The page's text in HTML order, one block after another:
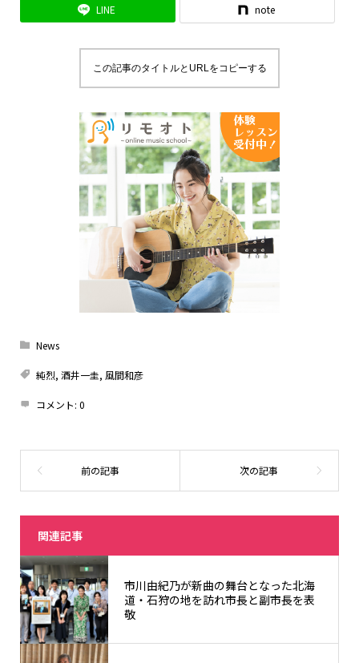
LINE note
この記事のタイトルとURLをコピーする
News
純烈, 酒井一圭, 風間和彦
コメント: 0
関連記事
市川由紀乃が新曲の舞台となった北海
道・石狩の地を訪れ市長と副市長を表
敬